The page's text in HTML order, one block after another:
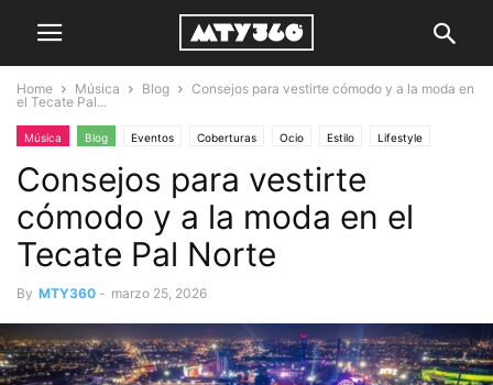
Home Música Blog
Consejos para vestirte cómodo y a la moda en
el Tecate Pal...
Música Blog Eventos Coberturas Ocio Estilo Lifestyle
Consejos para vestirte
cómodo y a la moda en el
Tecate Pal Norte
By MTY360 - marzo 25, 2026